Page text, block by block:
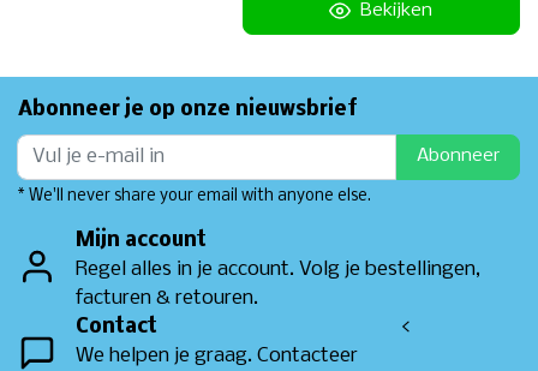
Bekijken
Abonneer je op onze nieuwsbrief
Abonneer
* We'll never share your email with anyone else.
Mijn account
Regel alles in je account. Volg je bestellingen,
facturen & retouren.
Contact
We helpen je graag. Contacteer
<